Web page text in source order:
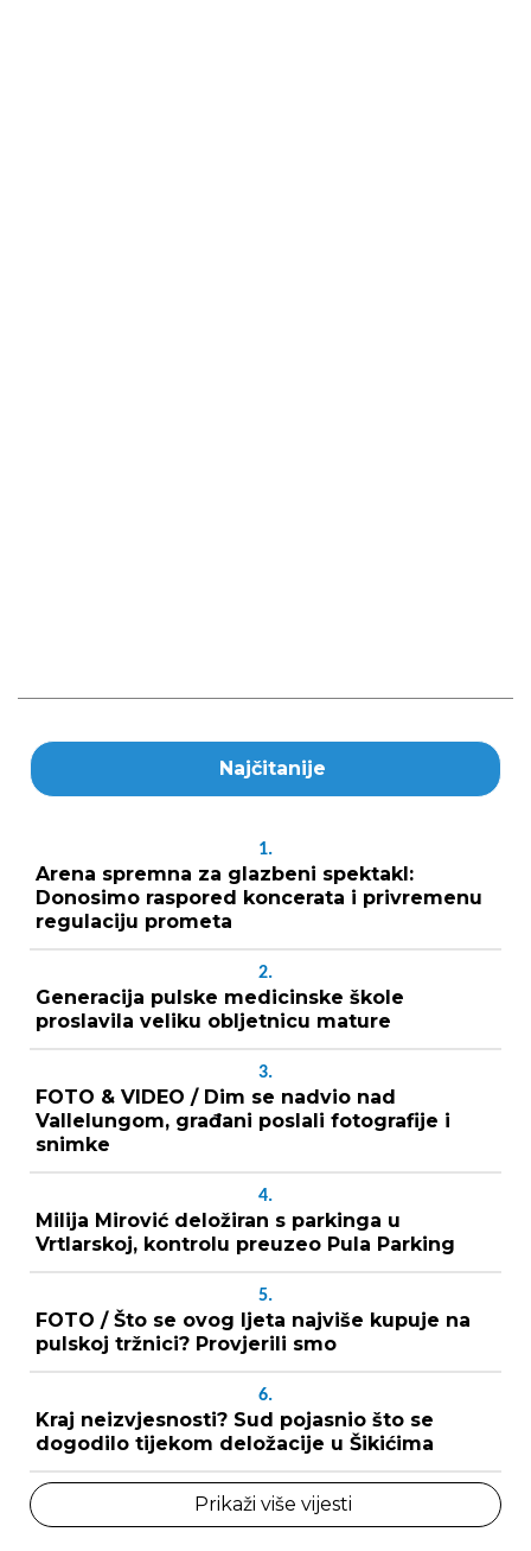
Najčitanije
1.
Arena spremna za glazbeni spektakl:
Donosimo raspored koncerata i privremenu
regulaciju prometa
2.
Generacija pulske medicinske škole
proslavila veliku obljetnicu mature
3.
FOTO & VIDEO / Dim se nadvio nad
Vallelungom, građani poslali fotografije i
snimke
4.
Milija Mirović deložiran s parkinga u
Vrtlarskoj, kontrolu preuzeo Pula Parking
5.
FOTO / Što se ovog ljeta najviše kupuje na
pulskoj tržnici? Provjerili smo
6.
Kraj neizvjesnosti? Sud pojasnio što se
dogodilo tijekom deložacije u Šikićima
Prikaži više vijesti